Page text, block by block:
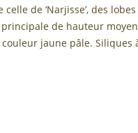
de ‘Narjisse’, des
de hauteur
couleur jaune pâle. Siliques